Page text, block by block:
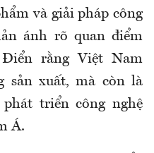
và giải pháp công
ánh rõ quan điểm
rằng Việt Nam
sản xuất, mà còn là
triển công nghệ
Á.